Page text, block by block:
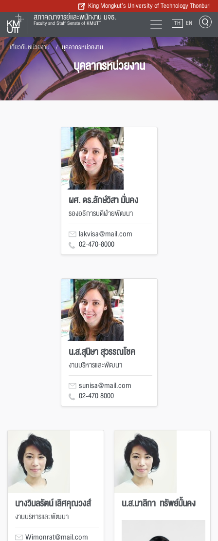
King Mongkut’s University of Technology Thonburi
สภาคณาจารย์และพนักงาน มจธ.
Faculty and Staff Senate of KMUTT TH EN
เกี่ยวกับหน่วยงาน บุคลากรหน่วยงาน
บุคลากรหน่วยงาน
ผศ. ดร.ลักษ์วิสา มั่นคง
รองอธิการบดีฝ่ายพัฒนา
lakvisa@mail.com
02-470-8000
น.ส.สุนิษา สุวรรณโชค
งานบริหารและพัฒนา
sunisa@mail.com
02-470 8000
นางวิมลรัตน์ เลิศคุณวงส์
งานบริหารและพัฒนา
Wimonrat@mail.com
น.ส.มาลิกา ทรัพย์มั้นคง